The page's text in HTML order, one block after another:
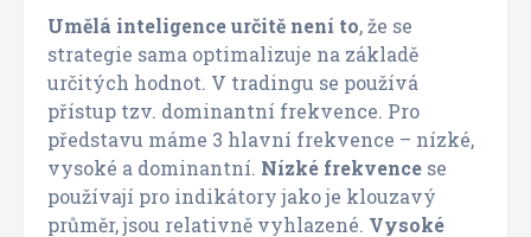
Umělá inteligence určitě není to, že se
strategie sama optimalizuje na základě
určitých hodnot. V tradingu se používá
přístup tzv. dominantní frekvence. Pro
představu máme 3 hlavní frekvence – nízké,
vysoké a dominantní. Nízké frekvence se
používají pro indikátory jako je klouzavý
průměr, jsou relativně vyhlazené. Vysoké